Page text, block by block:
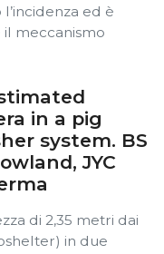
ed è
il meccanismo
in a pig
system. BS
JYC
di 2,35 metri dai
in due